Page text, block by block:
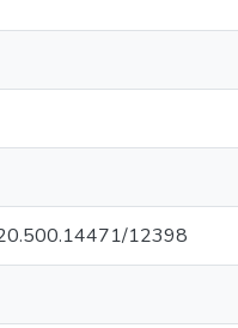
20.500.14471/12398